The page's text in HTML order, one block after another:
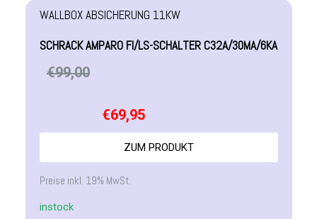
WALLBOX ABSICHERUNG 11KW
SCHRACK AMPARO FI/LS-SCHALTER C32A/30MA/6KA
€99,00
€69,95
ZUM PRODUKT
Preise inkl. 19% MwSt.
instock